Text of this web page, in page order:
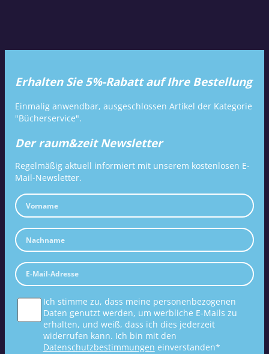
Erhalten Sie 5%-Rabatt auf Ihre Bestellung
Einmalig anwendbar, ausgeschlossen Artikel der Kategorie
"Bücherservice".
Der raum&zeit Newsletter
Regelmäßig aktuell informiert mit unserem kostenlosen E-
Mail-Newsletter.
Ich stimme zu, dass meine personenbezogenen
Daten genutzt werden, um werbliche E-Mails zu
erhalten, und weiß, dass ich dies jederzeit
widerrufen kann. Ich bin mit den
Datenschutzbestimmungen einverstanden*